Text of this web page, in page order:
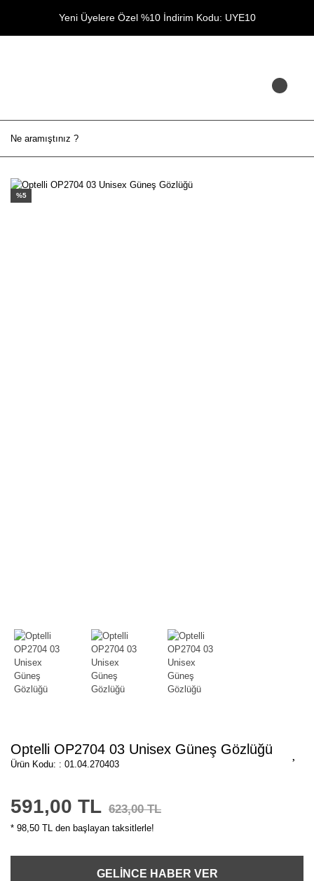
Yeni Üyelere Özel %10 İndirim Kodu: UYE10
%5
Optelli OP2704 03 Unisex Güneş Gözlüğü
Ürün Kodu: : 01.04.270403
591,00 TL 623,00 TL
* 98,50 TL den başlayan taksitlerle!
GELİNCE HABER VER